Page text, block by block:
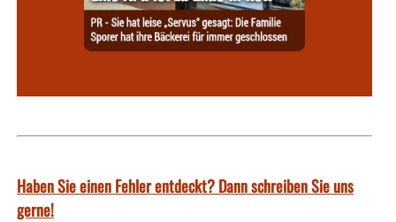
Haben Sie einen Fehler entdeckt? Dann schreiben Sie uns
gerne!